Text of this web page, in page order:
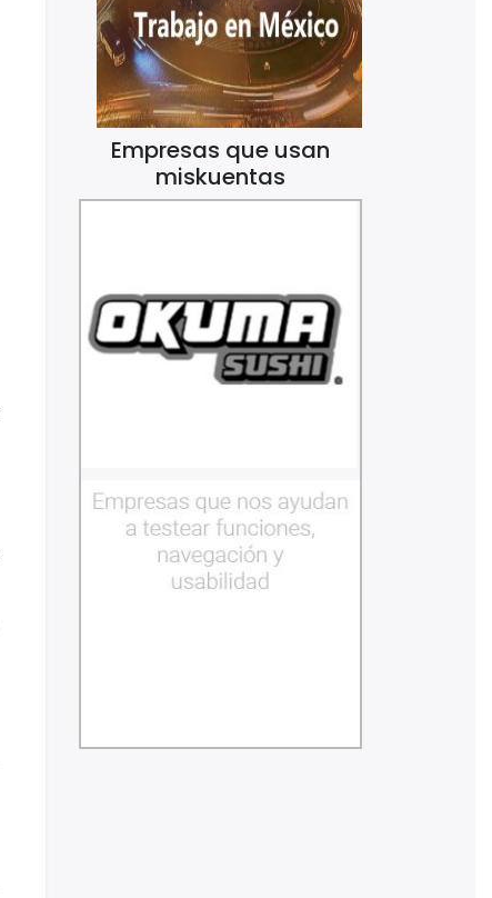
Empresas que usan
miskuentas